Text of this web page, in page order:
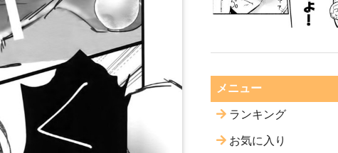
メニュー
ランキング
お気に入り